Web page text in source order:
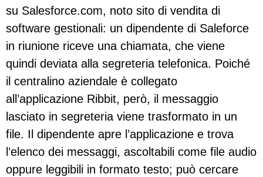
su Salesforce.com, noto sito di vendita di
software gestionali: un dipendente di Saleforce
in riunione riceve una chiamata, che viene
quindi deviata alla segreteria telefonica. Poiché
il centralino aziendale è collegato
all’applicazione Ribbit, però, il messaggio
lasciato in segreteria viene trasformato in un
file. Il dipendente apre l’applicazione e trova
l’elenco dei messaggi, ascoltabili come file audio
oppure leggibili in formato testo; può cercare